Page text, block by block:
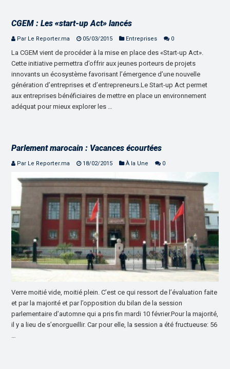
CGEM : Les «start-up Act» lancés
Par Le Reporter.ma 05/03/2015 Entreprises 0
La CGEM vient de procéder à la mise en place des «Start-up Act».
Cette initiative permettra d’offrir aux jeunes porteurs de projets
innovants un écosystème favorisant l’émergence d’une nouvelle
génération d’entreprises et d’entrepreneurs.Le Start-up Act permet
aux entreprises bénéficiaires de mettre en place un environnement
adéquat pour mieux explorer les …
Parlement marocain : Vacances écourtées
Par Le Reporter.ma 18/02/2015 À la Une 0
Verre moitié vide, moitié plein. C’est ce qui ressort de l’évaluation faite
et par la majorité et par l’opposition du bilan de la session
parlementaire d’automne qui a pris fin mardi 10 février.Pour la majorité,
il y a lieu de s’enorgueillir. Car pour elle, la session a été fructueuse: 56
…